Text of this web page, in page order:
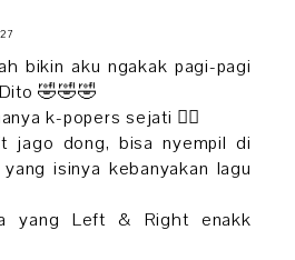
bikin aku ngakak pagi-pagi
🤣🤣🤣
k-popers sejati 👍🏻
jago dong, bisa nyempil di
isinya kebanyakan lagu
yang Left & Right enakk